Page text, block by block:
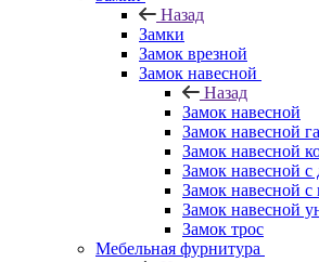
Назад
Замки
Замок врезной
Замок навесной
Назад
Замок навесной
Замок навесной
Замок навесной
Замок навесной
Замок навесной
Замок навесной
Замок трос
Мебельная фурнитура